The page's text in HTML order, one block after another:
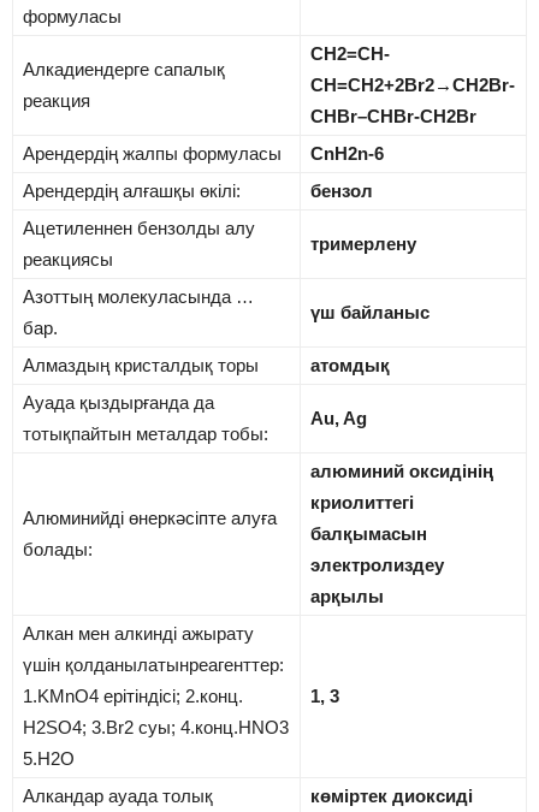
формуласы
Алкадиендерге сапалық
реакция
СН2=СН-
СН=СН2+2Br2→СН2Br-
СНBr–СНBr-СН2Br
Арендердің жалпы формуласы
CnH2n-6
Арендердің алғашқы өкілі:
бензол
Ацетиленнен бензолды алу
реакциясы
тримерлену
Азоттың молекуласында …
бар.
үш байланыс
Алмаздың кристалдық торы
атомдық
Ауада қыздырғанда да
тотықпайтын металдар тобы:
Au, Ag
Алюминийді өнеркәсіпте алуға
болады:
алюминий оксидінің
криолиттегі
балқымасын
электролиздеу
арқылы
Алкан мен алкинді ажырату
үшін қолданылатынреагенттер:
1.KMnO4 ерітіндісі; 2.конц.
H2SO4; 3.Br2 суы; 4.конц.HNO3
5.Н2О
1, 3
Алкандар ауада толық
көміртек диоксиді